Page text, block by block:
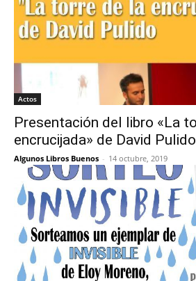
Actos
Presentación del libro «La
encrucijada» de David Pulido
Algunos Libros Buenos - 14 octubre, 2019